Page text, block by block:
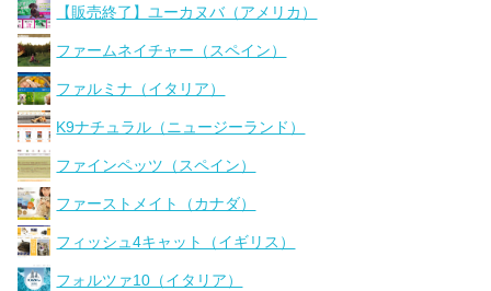
【販売終了】ユーカヌバ（アメリカ）
ファームネイチャー（スペイン）
ファルミナ（イタリア）
K9ナチュラル（ニュージーランド）
ファインペッツ（スペイン）
ファーストメイト（カナダ）
フィッシュ4キャット（イギリス）
フォルツァ10（イタリア）